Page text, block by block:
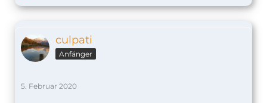
culpati
Anfänger
5. Februar 2020